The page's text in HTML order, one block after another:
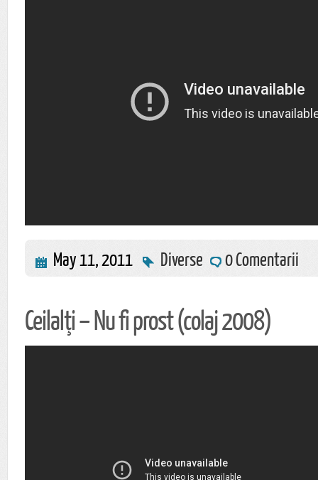
May 11, 2011 Diverse 0 Comentarii
Ceilalţi – Nu fi prost (colaj 2008)